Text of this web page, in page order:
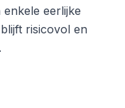
eerlijke
risicovol en